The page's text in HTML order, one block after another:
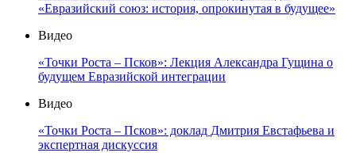
«Евразийский союз: история, опрокинутая в будущее»
Видео
«Точки Роста – Псков»: Лекция Александра Гущина о
будущем Евразийской интеграции
Видео
«Точки Роста – Псков»: доклад Дмитрия Евстафьева и
экспертная дискуссия